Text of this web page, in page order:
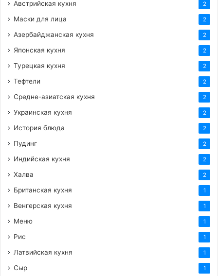
Австрийская кухня 2
Маски для лица 2
Азербайджанская кухня 2
Японская кухня 2
Турецкая кухня 2
Тефтели 2
Средне-азиатская кухня 2
Украинская кухня 2
История блюда 2
Пудинг 2
Индийская кухня 2
Халва 2
Британская кухня 1
Венгерская кухня 1
Меню 1
Рис 1
Латвийская кухня 1
Сыр 1